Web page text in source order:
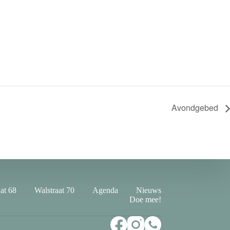
Avondgebed
68 Walstraat 70 Agenda
Nieuws
Doe mee!